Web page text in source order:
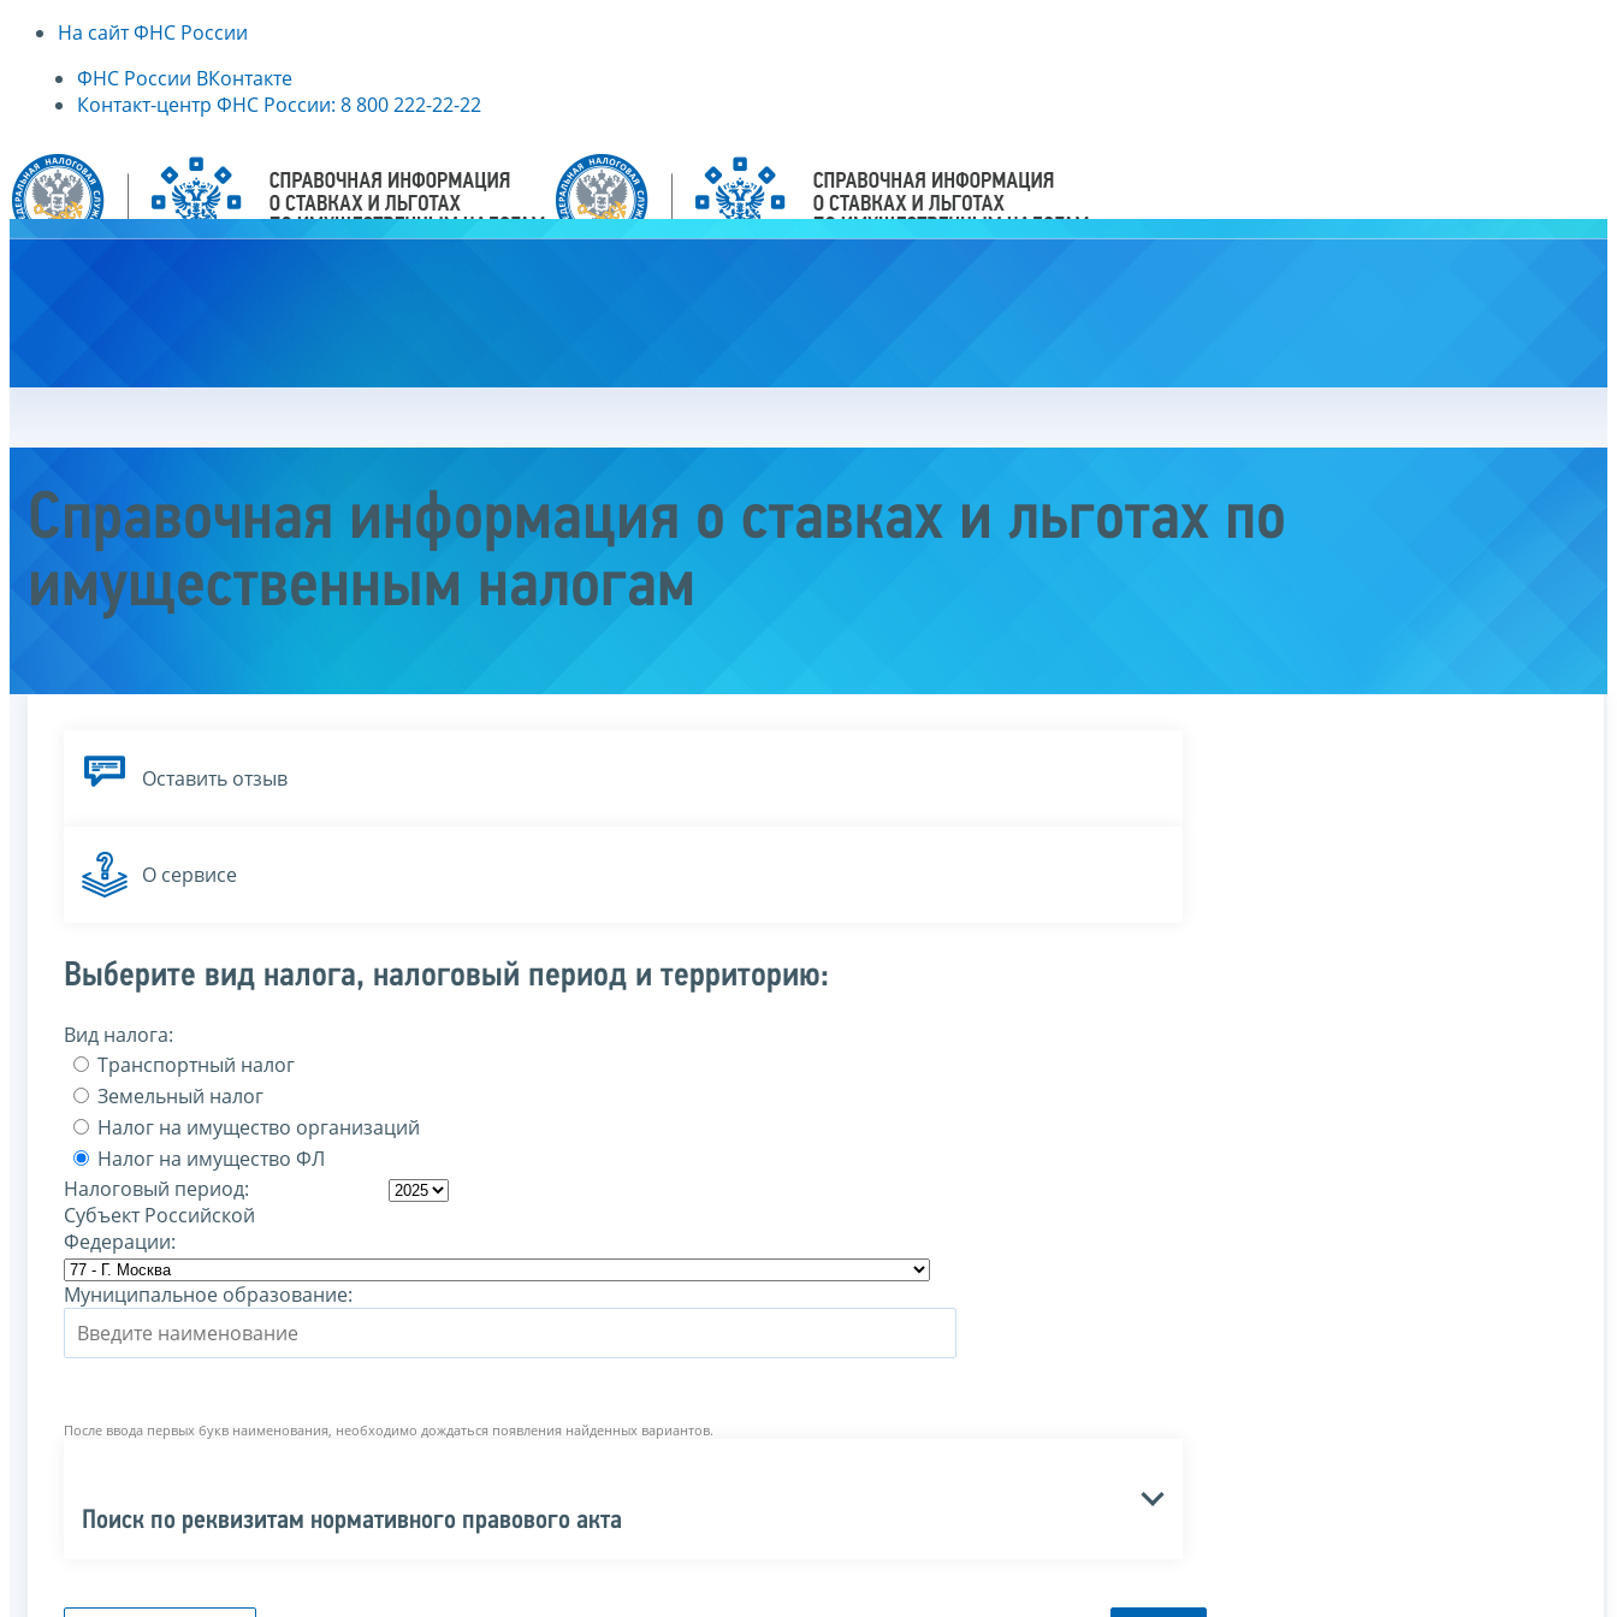
На сайт ФНС России
ФНС России ВКонтакте
Контакт-центр ФНС России: 8 800 222-22-22
Справочная информация о ставках и льготах по
имущественным налогам
Оставить отзыв
О сервисе
Выберите вид налога, налоговый период и территорию:
Вид налога:
Транспортный налог
Земельный налог
Налог на имущество организаций
Налог на имущество ФЛ
Налоговый период:
Субъект Российской
Федерации:
Муниципальное образование:
После ввода первых букв наименования, необходимо дождаться появления найденных вариантов.
Поиск по реквизитам нормативного правового акта